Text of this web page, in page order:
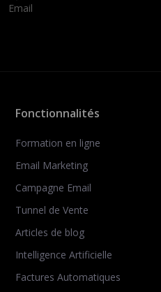
Email
Fonctionnalités
Formation en ligne
Email Marketing
Campagne Email
Tunnel de Vente
Articles de blog
Intelligence Artificielle
Factures Automatiques